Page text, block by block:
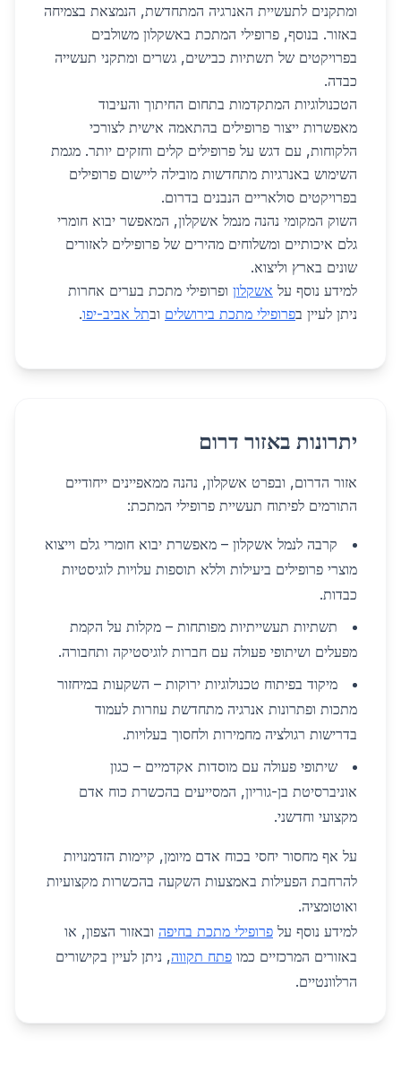
ומתקנים לתעשיית האנרגיה המתחדשת, הנמצאת בצמיחה
באזור. בנוסף, פרופילי המתכת באשקלון משולבים
בפרויקטים של תשתיות כבישים, גשרים ומתקני תעשייה
כבדה.
הטכנולוגיות המתקדמות בתחום החיתוך והעיבוד
מאפשרות ייצור פרופילים בהתאמה אישית לצורכי
הלקוחות, עם דגש על פרופילים קלים וחזקים יותר. מגמת
השימוש באנרגיות מתחדשות מובילה ליישום פרופילים
בפרויקטים סולאריים הנבנים בדרום.
השוק המקומי נהנה מנמל אשקלון, המאפשר יבוא חומרי
גלם איכותיים ומשלוחים מהירים של פרופילים לאזורים
שונים בארץ וליצוא.
למידע נוסף על אשקלון ופרופילי מתכת בערים אחרות
ניתן לעיין בפרופילי מתכת בירושלים ובתל אביב-יפו.
יתרונות באזור דרום
אזור הדרום, ובפרט אשקלון, נהנה ממאפיינים ייחודיים
התורמים לפיתוח תעשיית פרופילי המתכת:
קרבה לנמל אשקלון – מאפשרת יבוא חומרי גלם וייצוא
מוצרי פרופילים ביעילות וללא תוספות עלויות לוגיסטיות
כבדות.
תשתיות תעשייתיות מפותחות – מקלות על הקמת
מפעלים ושיתופי פעולה עם חברות לוגיסטיקה ותחבורה.
מיקוד בפיתוח טכנולוגיות ירוקות – השקעות במיחזור
מתכות ופתרונות אנרגיה מתחדשת עוזרות לעמוד
בדרישות רגולציה מחמירות ולחסוך בעלויות.
שיתופי פעולה עם מוסדות אקדמיים – כגון
אוניברסיטת בן-גוריון, המסייעים בהכשרת כוח אדם
מקצועי וחדשני.
על אף מחסור יחסי בכוח אדם מיומן, קיימות הזדמנויות
להרחבת הפעילות באמצעות השקעה בהכשרות מקצועיות
ואוטומציה.
למידע נוסף על פרופילי מתכת בחיפה ובאזור הצפון, או
באזורים המרכזיים כמו פתח תקווה, ניתן לעיין בקישורים
הרלוונטיים.